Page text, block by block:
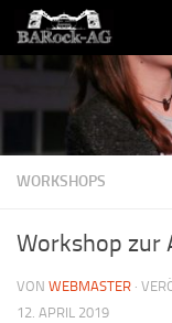
Skip to content
WORKSHOPS
Workshop zur
VON WEBMASTER ·
12. APRIL 2019